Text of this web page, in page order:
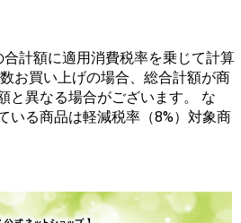
計額に適用消費税率を乗じて計算
お買い上げの場合、総合計額が商
と異なる場合がございます。 な
いる商品は軽減税率（8%）対象商